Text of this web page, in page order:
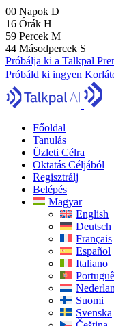
00 Napok D
16 Órák H
59 Percek M
43 Másodpercek S
Próbálja ki a Talkpal
Próbáld ki ingyen
Főoldal
Tanulás
Üzleti Célra
Oktatás Céljából
Regisztrálj
Belépés
Magyar
English
Deutsch
Français
Español
Italiano
Suomi
Svenska